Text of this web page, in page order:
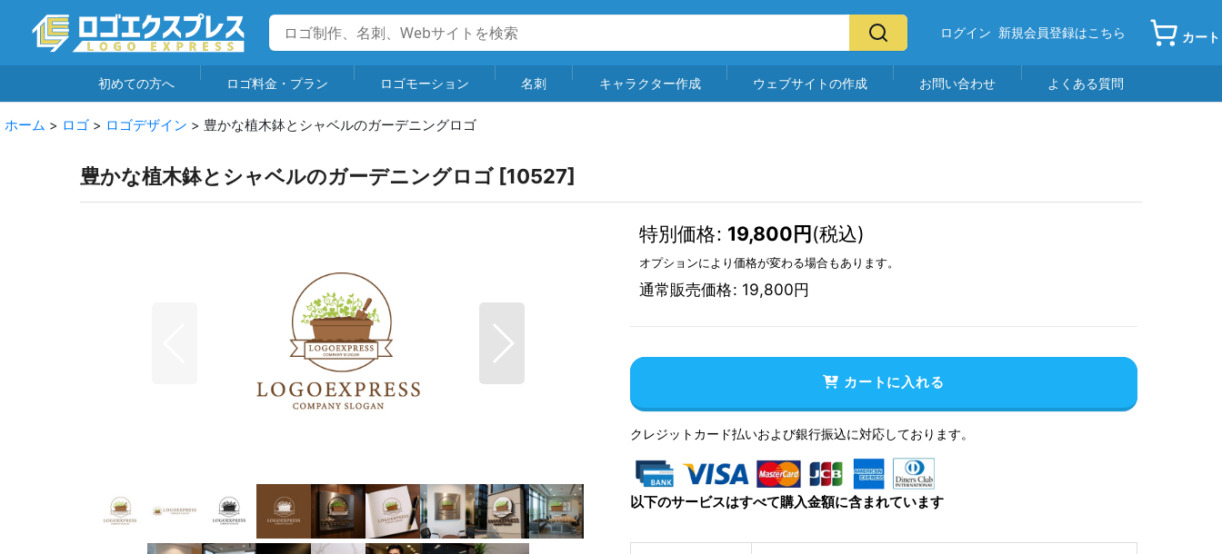
ログイン 新規会員登録はこちら カート
初めての方へ ロゴ料金・プラン ロゴモーション 名刺 キャラクター作成 ウェブサイトの作成 お問い合わせ よくある質問
ホーム > ロゴ > ロゴデザイン > 豊かな植木鉢とシャベルのガーデニングロゴ
豊かな植木鉢とシャベルのガーデニングロゴ [10527]
特別価格: 19,800円(税込)
オプションにより価格が変わる場合もあります。
通常販売価格: 19,800円
カートに入れる
クレジットカード払いおよび銀行振込に対応しております。
以下のサービスはすべて購入金額に含まれています